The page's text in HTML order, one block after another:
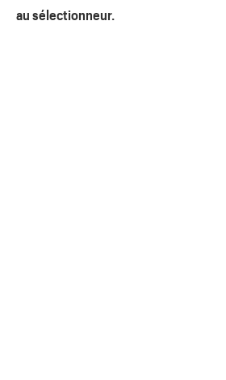
au sélectionneur.